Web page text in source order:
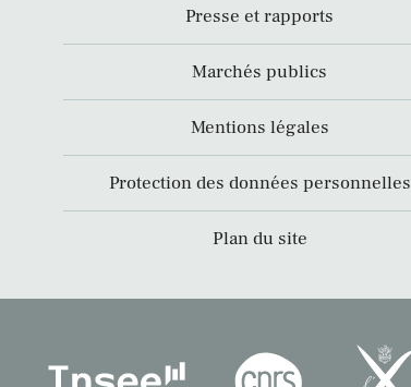
Presse et rapports
Marchés publics
Mentions légales
Protection des données personnelles
Plan du site